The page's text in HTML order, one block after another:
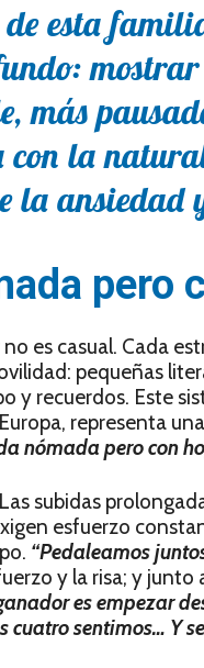
esta
más
con la
la
pero
es casual. Cada
pequeñas
y recuerdos. Este
representa
nómada pero con
subidas
esfuerzo
“Pedaleamos
y la risa; y
es empezar
cuatro sentimos… Y